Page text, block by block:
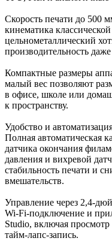
Скорость печати до 500
кинематика
цельнометаллический
производительность
Компактные размеры
малый вес позволяют
в офисе, школе или
к пространству.
Удобство и
Полная автоматическая
датчика окончания
давления и вихревой
стабильность печати и
вмешательств.
Управление через
Wi‑Fi‑подключение и
Studio, включая просмотр
тайм‑лапс‑запись.